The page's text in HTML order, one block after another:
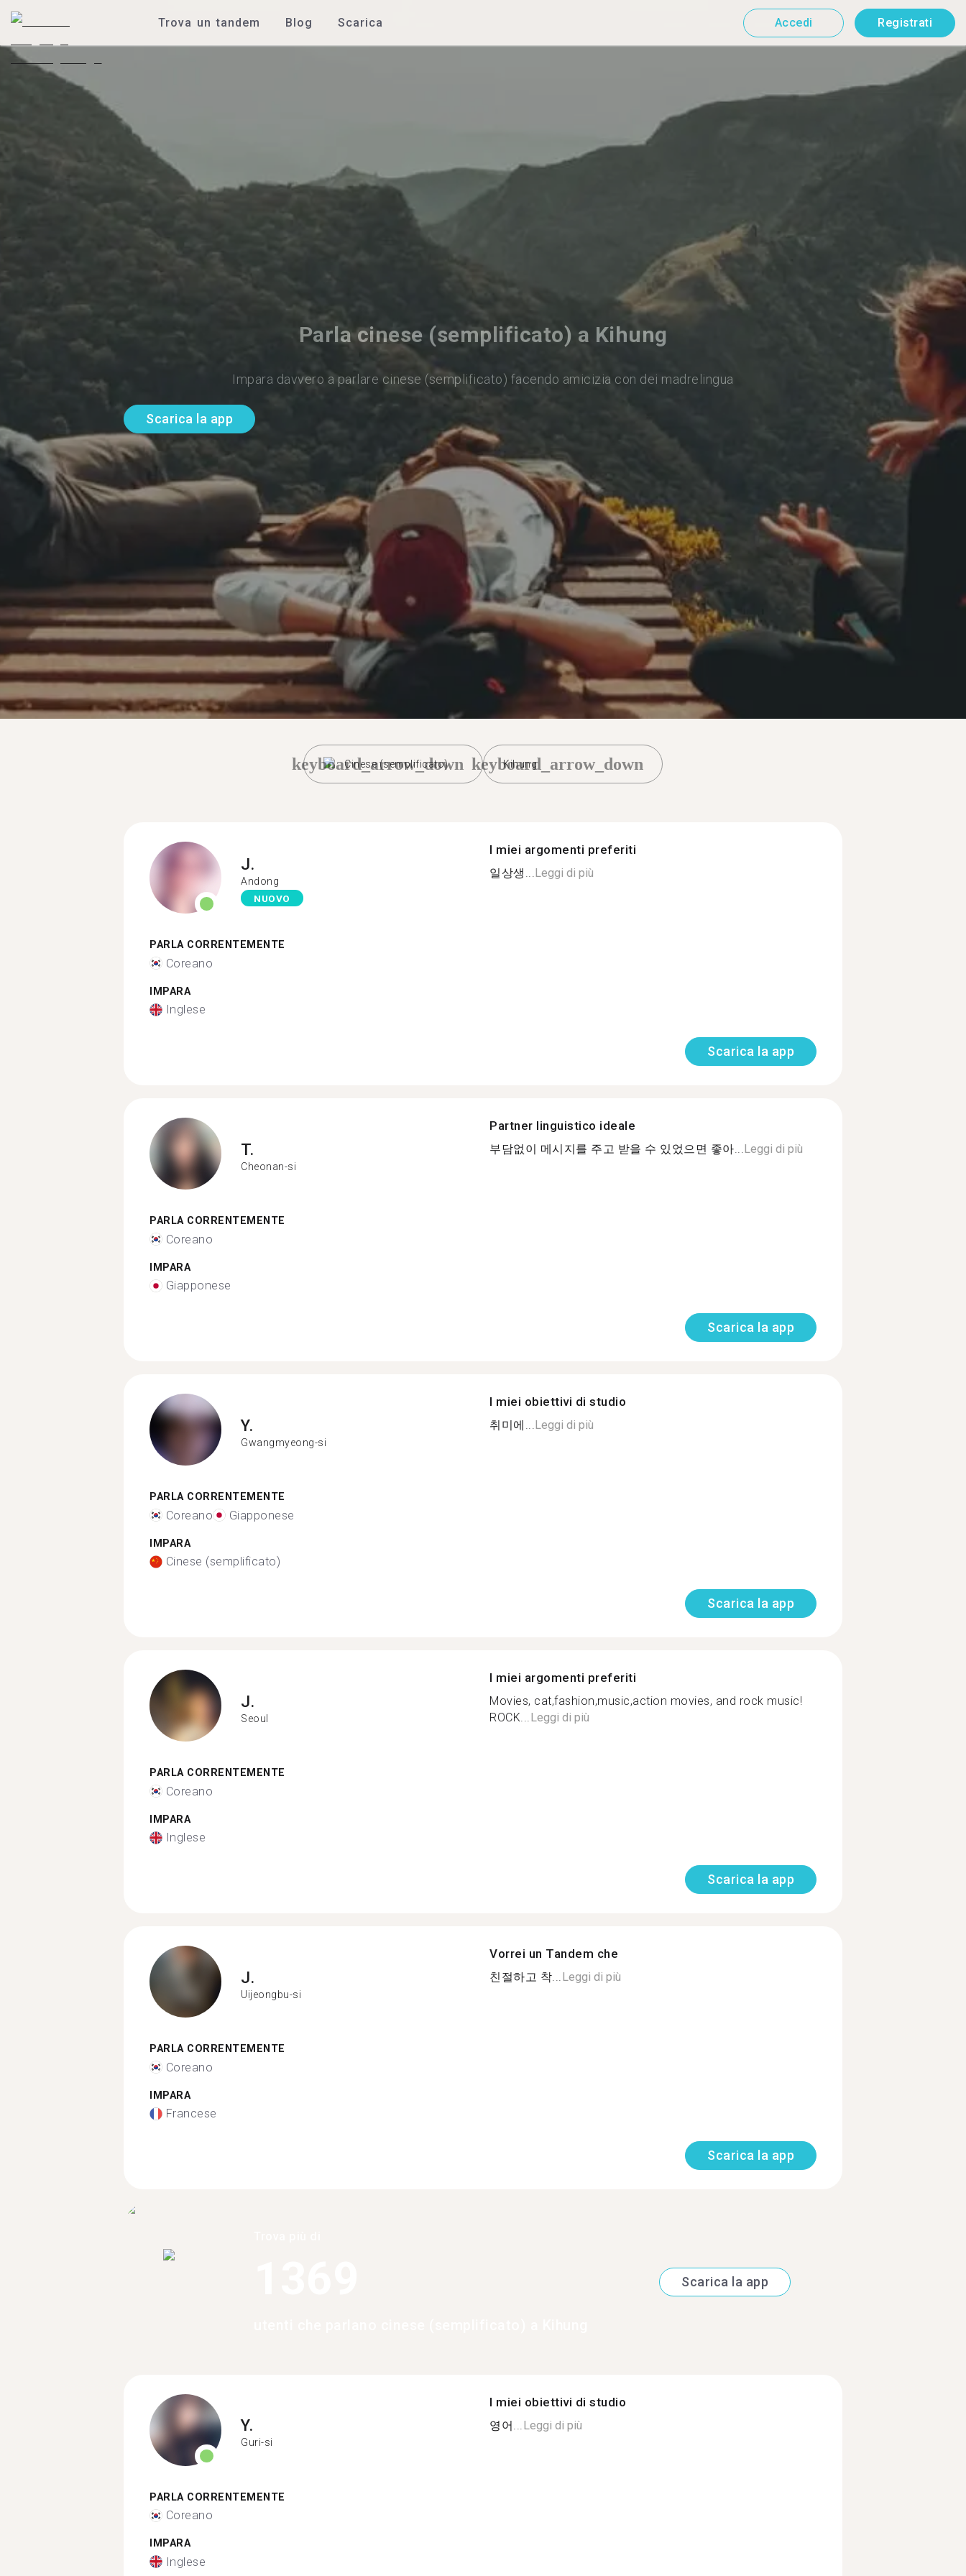
Trova un tandem Blog Scarica Accedi Registrati
Parla cinese (semplificato) a Kihung
Impara davvero a parlare cinese (semplificato) facendo amicizia con dei madrelingua
Scarica la app
Cinese (semplificato)
keyboard_arrow_down Kihung
keyboard_arrow_down
J.
Andong
NUOVO
PARLA CORRENTEMENTE
Coreano
IMPARA
Inglese
I miei argomenti preferiti
일상생...Leggi di più
Scarica la app
T.
Cheonan-si
PARLA CORRENTEMENTE
Coreano
IMPARA
Giapponese
Partner linguistico ideale
부담없이 메시지를 주고 받을 수 있었으면 좋아...Leggi di più
Scarica la app
Y.
Gwangmyeong-si
PARLA CORRENTEMENTE
Coreano Giapponese
IMPARA
Cinese (semplificato)
I miei obiettivi di studio
취미에...Leggi di più
Scarica la app
J.
Seoul
PARLA CORRENTEMENTE
Coreano
IMPARA
Inglese
I miei argomenti preferiti
Movies, cat,fashion,music,action movies, and rock music!
ROCK...Leggi di più
Scarica la app
J.
Uijeongbu-si
PARLA CORRENTEMENTE
Coreano
IMPARA
Francese
Vorrei un Tandem che
친절하고 착...Leggi di più
Scarica la app
Scarica la app
Y.
Guri-si
PARLA CORRENTEMENTE
Coreano
IMPARA
Inglese
I miei obiettivi di studio
영어... Leggi di più